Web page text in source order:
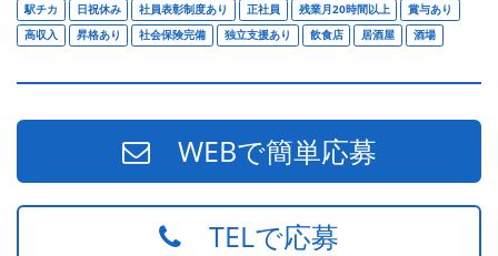
駅チカ
日祝休み 社員表彰制度あり 正社員 残業月20時間以上
賞与あり
高収入
昇格あり 社会保険完備 独立支援あり 飲食店 居酒屋 酒場
WEBで簡単応募
TELで応募